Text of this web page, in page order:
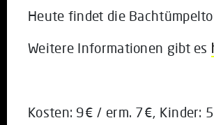
Heute findet die
Weitere Informationen gibt es
Kosten: 9€ / erm. 7€, Kinder: